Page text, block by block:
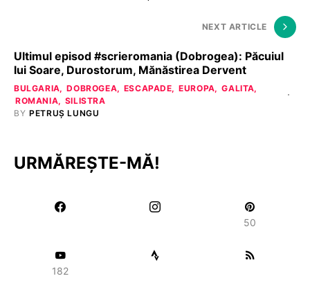
NEXT ARTICLE
Ultimul episod #scrieromania (Dobrogea): Păcuiul
lui Soare, Durostorum, Mănăstirea Dervent
BULGARIA DOBROGEA ESCAPADE EUROPA
GALITA
ROMANIA
SILISTRA
BY PETRUȘ LUNGU
URMĂREȘTE-MĂ!
50
182